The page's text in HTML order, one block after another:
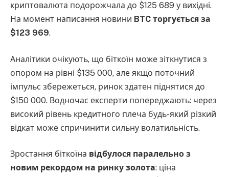
криптовалюта подорожчала до $125 689 у вихідні.
На момент написання новини BTC торгується за
$123 969.
Аналітики очікують, що біткоїн може зіткнутися з
опором на рівні $135 000, але якщо поточний
імпульс збережеться, ринок здатен піднятися до
$150 000. Водночас експерти попереджають: через
високий рівень кредитного плеча будь-який різкий
відкат може спричинити сильну волатильність.
Зростання біткоїна відбулося паралельно з
новим рекордом на ринку золота: ціна